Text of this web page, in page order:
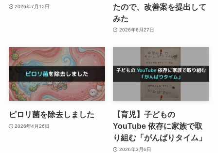
2026年7月12日
たので、改善案を提出して
みた
2026年6月27日
ピロリ菌を除去しました
2026年4月26日
【育児】子どもの
YouTube 依存に家族で取
り組む「がんばりタイム」
2026年3月6日